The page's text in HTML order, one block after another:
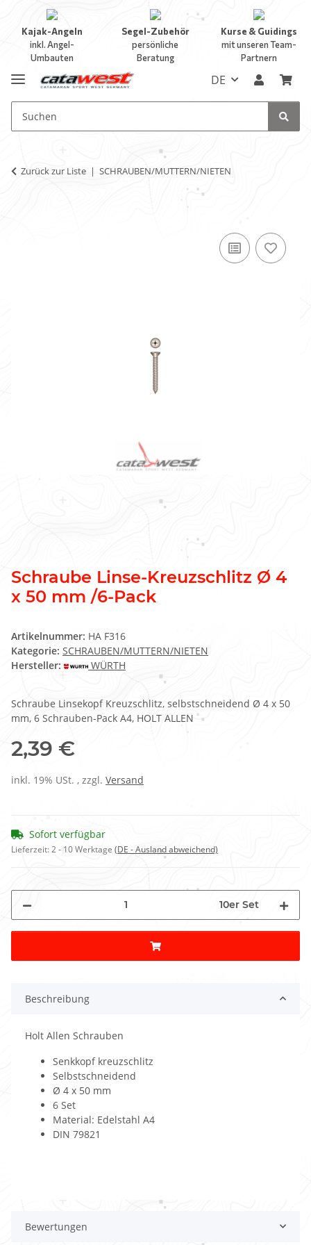
Kajak-Angeln
inkl. Angel-
Umbauten
Segel-Zubehör
persönliche
Beratung
Kurse & Guidings
mit unseren Team-
Partnern
DE
Zurück zur Liste SCHRAUBEN/MUTTERN/NIETEN
Schraube Linse-Kreuzschlitz Ø 4
x 50 mm /6-Pack
Artikelnummer: HA F316
Kategorie: SCHRAUBEN/MUTTERN/NIETEN
Hersteller:
WÜRTH
Schraube Linsekopf Kreuzschlitz, selbstschneidend Ø 4 x 50
mm, 6 Schrauben-Pack A4, HOLT ALLEN
2,39 €
inkl. 19% USt. , zzgl. Versand
Sofort verfügbar
Lieferzeit:2 - 10 Werktage (DE - Ausland abweichend)
10er Set
Beschreibung
Holt Allen Schrauben
Senkkopf kreuzschlitz
Selbstschneidend
Ø 4 x 50 mm
6 Set
Material: Edelstahl A4
DIN 79821
Bewertungen